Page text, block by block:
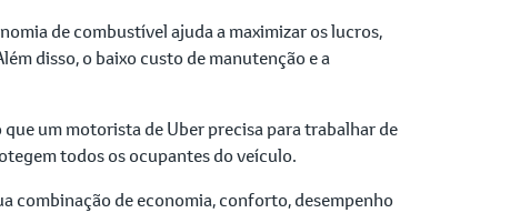
de combustível ajuda a maximizar os lucros,
disso, o baixo custo de manutenção e a
um motorista de Uber precisa para trabalhar de
todos os ocupantes do veículo.
combinação de economia, conforto, desempenho